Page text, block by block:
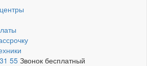
55 Звонок бесплатный